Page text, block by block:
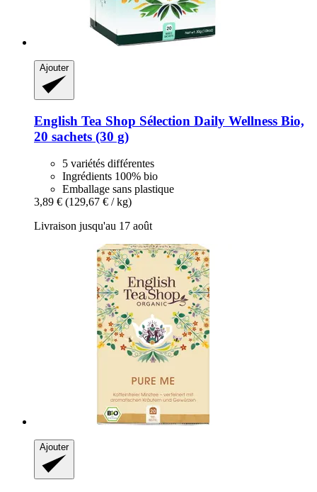
Ajouter
English Tea Shop Sélection Daily Wellness Bio,
20 sachets (30 g)
5 variétés différentes
Ingrédients 100% bio
Emballage sans plastique
3,89 € (129,67 € / kg)
Livraison jusqu'au 17 août
Ajouter